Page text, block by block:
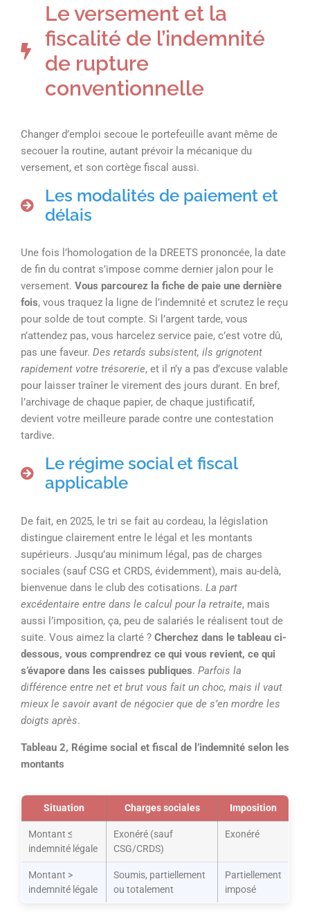
Le versement et la
fiscalité de l’indemnité
de rupture
conventionnelle
Changer d’emploi secoue le portefeuille avant même de
secouer la routine, autant prévoir la mécanique du
versement, et son cortège fiscal aussi.
Les modalités de paiement et
délais
Une fois l’homologation de la DREETS prononcée, la date
de fin du contrat s’impose comme dernier jalon pour le
versement. Vous parcourez la fiche de paie une dernière
fois, vous traquez la ligne de l’indemnité et scrutez le reçu
pour solde de tout compte. Si l’argent tarde, vous
n’attendez pas, vous harcelez service paie, c’est votre dû,
pas une faveur. Des retards subsistent, ils grignotent
rapidement votre trésorerie, et il n’y a pas d’excuse valable
pour laisser traîner le virement des jours durant. En bref,
l’archivage de chaque papier, de chaque justificatif,
devient votre meilleure parade contre une contestation
tardive.
Le régime social et fiscal
applicable
De fait, en 2025, le tri se fait au cordeau, la législation
distingue clairement entre le légal et les montants
supérieurs. Jusqu’au minimum légal, pas de charges
sociales (sauf CSG et CRDS, évidemment), mais au-delà,
bienvenue dans le club des cotisations. La part
excédentaire entre dans le calcul pour la retraite, mais
aussi l’imposition, ça, peu de salariés le réalisent tout de
suite. Vous aimez la clarté ? Cherchez dans le tableau ci-
dessous, vous comprendrez ce qui vous revient, ce qui
s’évapore dans les caisses publiques. Parfois la
différence entre net et brut vous fait un choc, mais il vaut
mieux le savoir avant de négocier que de s’en mordre les
doigts après.
Tableau 2, Régime social et fiscal de l’indemnité selon les
montants
Situation Charges sociales Imposition
Montant ≤
indemnité légale
Exonéré (sauf
CSG/CRDS)
Exonéré
Montant >
indemnité légale
Soumis, partiellement
ou totalement
Partiellement
imposé